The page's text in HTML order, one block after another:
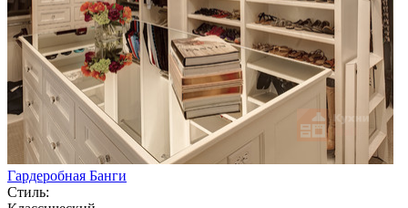
Гардеробная Банги
Стиль: